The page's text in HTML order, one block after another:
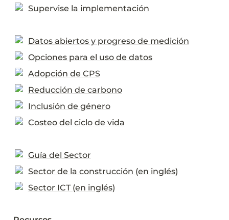
Supervise la implementación
Datos abiertos y progreso de medición
Opciones para el uso de datos
Adopción de CPS
Reducción de carbono
Inclusión de género
Costeo del ciclo de vida
Guía del Sector
Sector de la construcción (en inglés)
Sector ICT (en inglés)